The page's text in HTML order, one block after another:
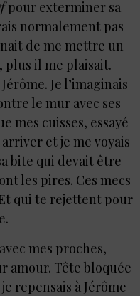
pour exterminer sa
normalement pas
de me mettre un
plus il me plaisait.
Je l’imaginais
le mur avec ses
mes cuisses, essayé
et je me voyais
bite qui devait être
les pires. Ces mecs
qui te rejettent pour
mes proches,
amour. Tête bloquée
repensais à Jérôme